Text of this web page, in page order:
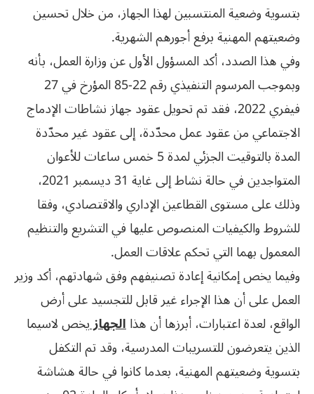
بتسوية وضعية المنتسبين لهذا الجهاز، من خلال تحسين
وضعيتهم المهنية برفع أجورهم الشهرية.
وفي هذا الصدد، أكد المسؤول الأول عن وزارة العمل، بأنه
وبموجب المرسوم التنفيذي رقم 22-85 المؤرخ في 27
فيفري 2022، فقد تم تحويل عقود جهاز نشاطات الإدماج
الاجتماعي من عقود عمل محدّدة، إلى عقود غير محدّدة
المدة بالتوقيت الجزئي لمدة 5 خمس ساعات للأعوان
المتواجدين في حالة نشاط إلى غاية 31 ديسمبر 2021،
وذلك على مستوى القطاعين الإداري والاقتصادي، وفقا
للشروط والكيفيات المنصوص عليها في التشريع والتنظيم
المعمول بهما التي تحكم علاقات العمل.
وفيما يخص إمكانية إعادة تصنيفهم وفق شهادتهم، أكد وزير
العمل على أن هذا الإجراء غير قابل للتجسيد على أرض
الواقع، لعدة اعتبارات، أبرزها أن هذاالجهازيخص لاسيما
الذين يتعرضون للتسريبات المدرسية، وقد تم التكفل
بتسوية وضعيتهم المهنية، بعدما كانوا في حالة هشاشة